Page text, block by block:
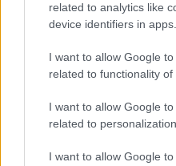
related to analytics like
device identifiers in apps.
I want to allow Google
related to functionality of
I want to allow Google
related to personalization.
I want to allow Google
FOCUS PMI